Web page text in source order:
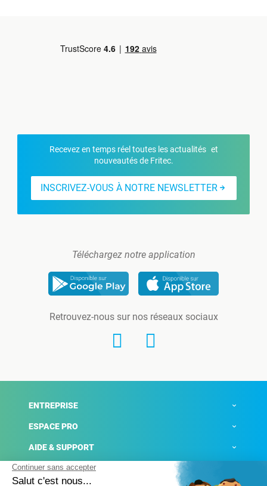
Recevez en temps réel toutes les actualités et
nouveautés de Fritec.
INSCRIVEZ-VOUS À NOTRE NEWSLETTER
Téléchargez notre application
Retrouvez-nous sur nos réseaux sociaux
ENTREPRISE
ESPACE PRO
AIDE & SUPPORT
ACTUALITÉS